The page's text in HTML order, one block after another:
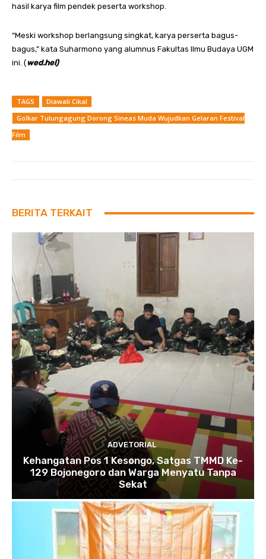
hasil karya film pendek peserta workshop.
“Meski workshop berlangsung singkat, karya perserta bagus-
bagus,” kata Suharmono yang alumnus Fakultas Ilmu Budaya UGM
ini. (wed.hel)
TAGS
Diawali Cikal
Golkar Tulungagung Dorong Sineas Muda Wujudkan Gelaran Festival
Film
BERITA TERKAIT
ADVETORIAL
Kehangatan Pos 1 Kesongo, Satgas TMMD Ke-
129 Bojonegoro dan Warga Menyatu Tanpa
Sekat